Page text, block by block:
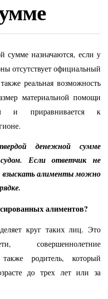
сумме назначаются, если у
отсутствует официальный
реальная возможность
материальной помощи
и приравнивается к
денежной сумме
Если ответчик не
взыскать алименты можно
алиментов?
круг таких лиц. Это
совершеннолетние
родитель, который
до трех лет или за